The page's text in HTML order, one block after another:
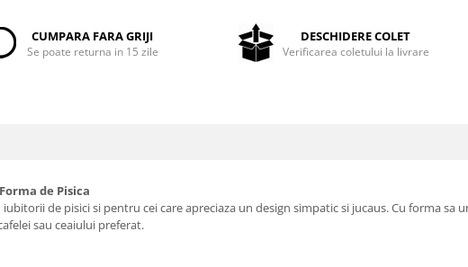
CUMPARA FARA GRIJI
Se poate returna in 15 zile
DESCHIDERE COLET
Verificarea coletului la livrare
de Pisica
de pisici si pentru cei care apreciaza un design simpatic si jucaus. Cu forma sa
sau ceaiului preferat.